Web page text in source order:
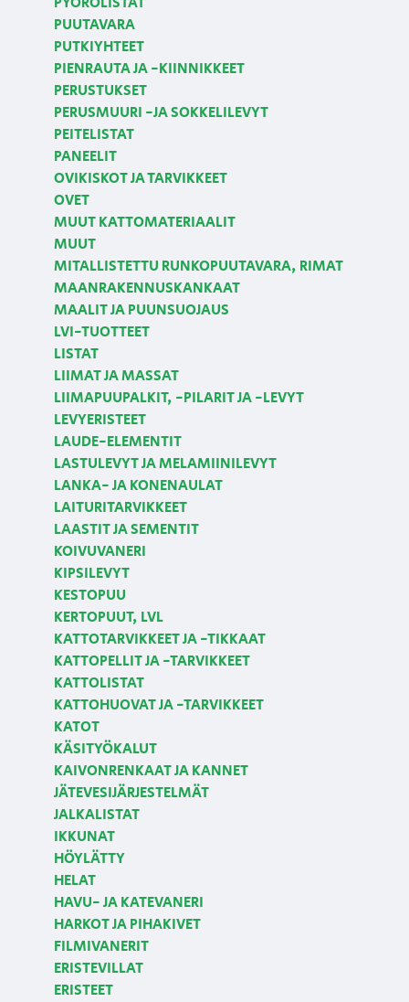
PUUTAVARA
PUTKIYHTEET
PIENRAUTA JA -KIINNIKKEET
PERUSTUKSET
PERUSMUURI -JA SOKKELILEVYT
PEITELISTAT
PANEELIT
OVIKISKOT JA TARVIKKEET
OVET
MUUT KATTOMATERIAALIT
MUUT
MITALLISTETTU RUNKOPUUTAVARA, RIMAT
MAANRAKENNUSKANKAAT
MAALIT JA PUUNSUOJAUS
LVI-TUOTTEET
LISTAT
LIIMAT JA MASSAT
LIIMAPUUPALKIT, -PILARIT JA -LEVYT
LEVYERISTEET
LAUDE-ELEMENTIT
LASTULEVYT JA MELAMIINILEVYT
LANKA- JA KONENAULAT
LAITURITARVIKKEET
LAASTIT JA SEMENTIT
KOIVUVANERI
KIPSILEVYT
KESTOPUU
KERTOPUUT, LVL
KATTOTARVIKKEET JA -TIKKAAT
KATTOPELLIT JA -TARVIKKEET
KATTOLISTAT
KATTOHUOVAT JA -TARVIKKEET
KATOT
KÄSITYÖKALUT
KAIVONRENKAAT JA KANNET
JÄTEVESIJÄRJESTELMÄT
JALKALISTAT
IKKUNAT
HÖYLÄTTY
HELAT
HAVU- JA KATEVANERI
HARKOT JA PIHAKIVET
FILMIVANERIT
ERISTEVILLAT
ERISTEET